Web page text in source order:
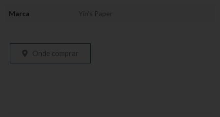
Marca Yin's Paper
Onde comprar